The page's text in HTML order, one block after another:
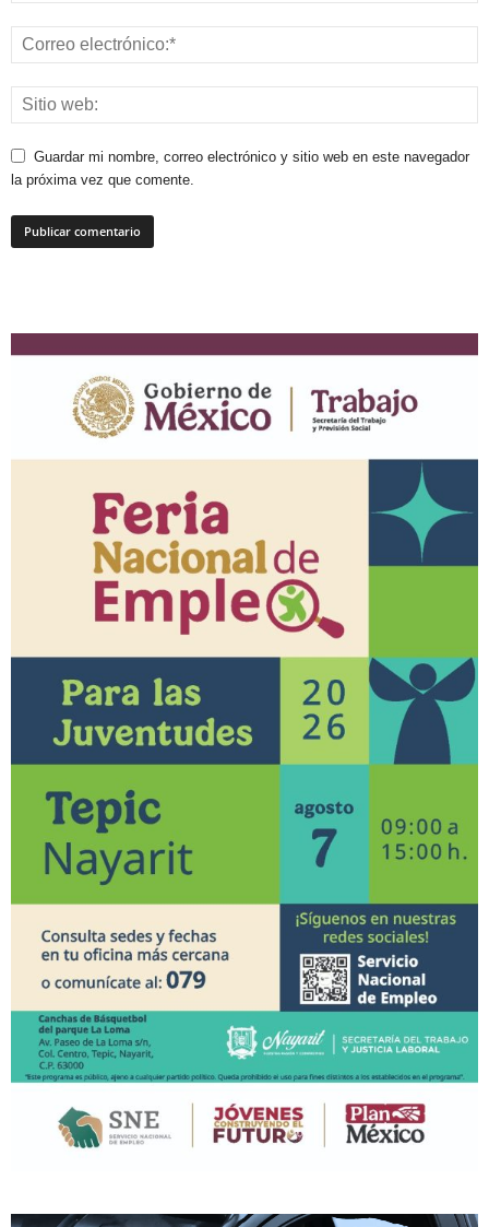
Guardar mi nombre, correo electrónico y sitio web en este navegador
la próxima vez que comente.